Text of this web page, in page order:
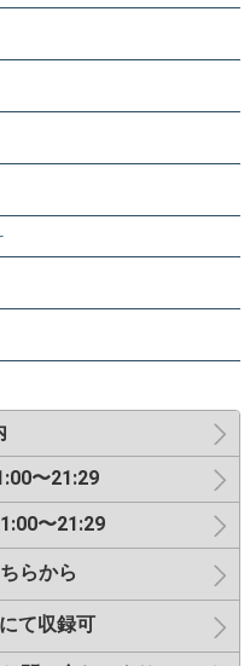
〜21:29
〜21:29
らから
て収録可